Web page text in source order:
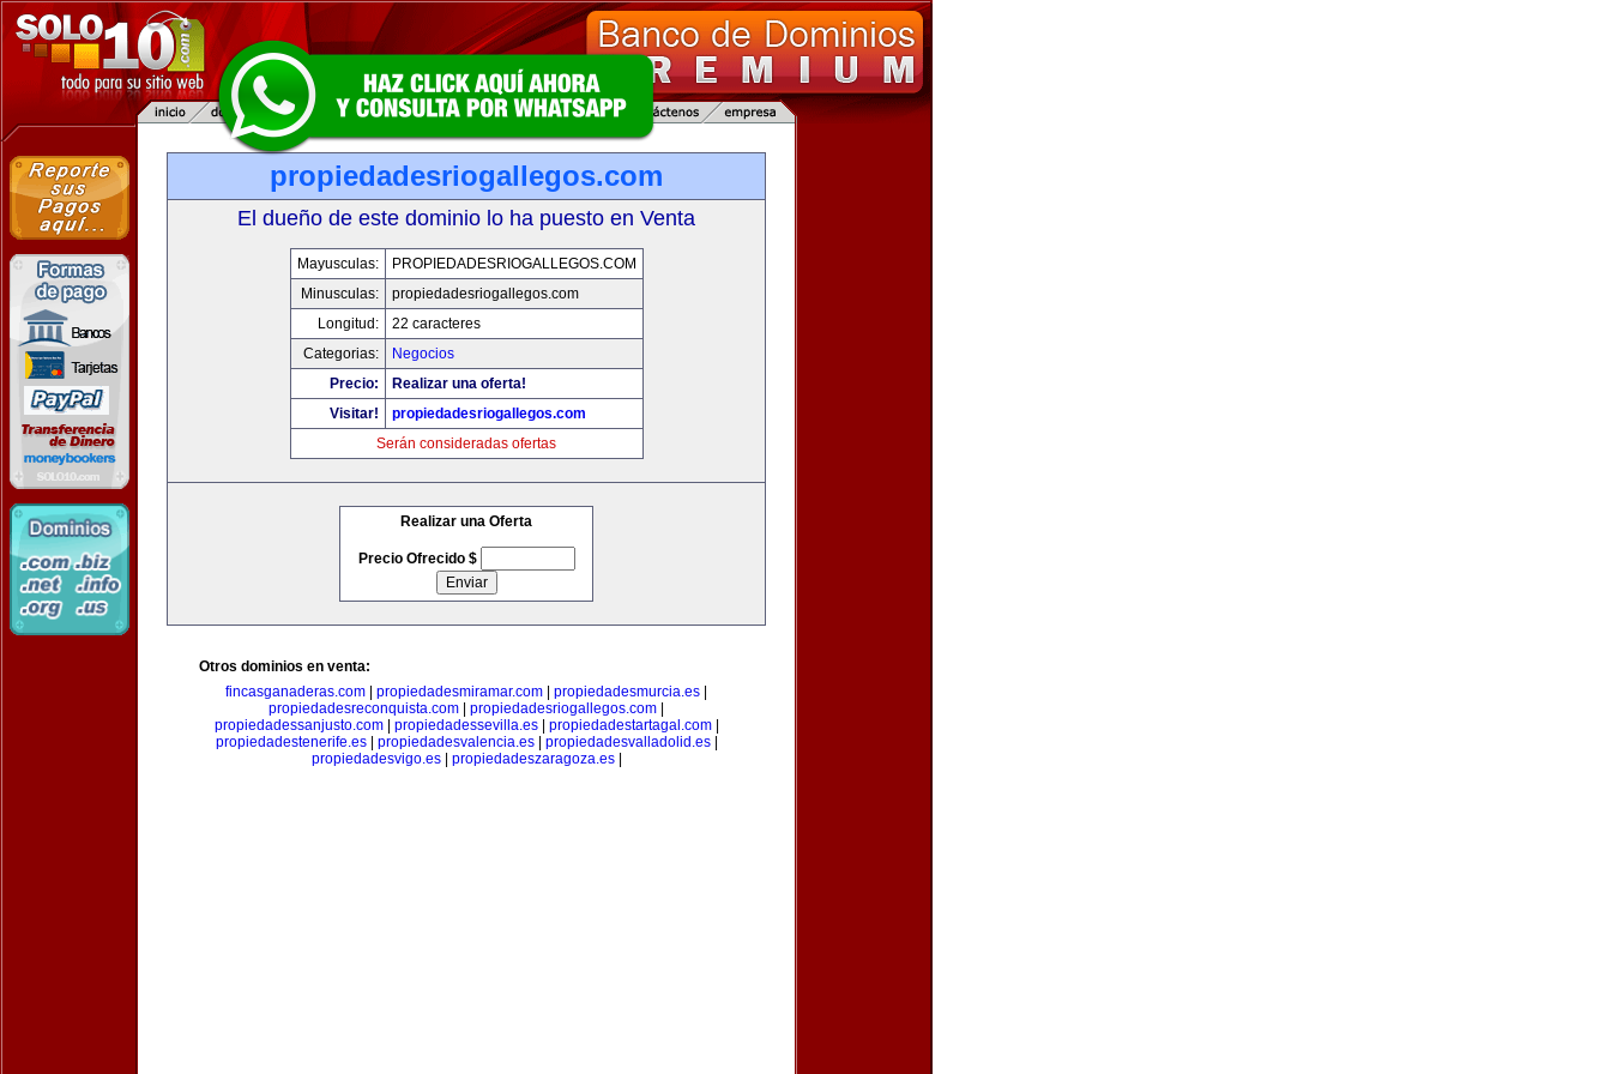
propiedadesriogallegos.com
El dueño de este dominio lo ha puesto en Venta
Mayusculas:
PROPIEDADESRIOGALLEGOS.COM
Minusculas:
propiedadesriogallegos.com
Longitud:
22 caracteres
Categorias:
Negocios
Precio:
Realizar una oferta!
Visitar!
propiedadesriogallegos.com
Serán consideradas ofertas
Realizar una Oferta
Precio Ofrecido $
Otros dominios en venta:
fincasganaderas.com
propiedadesmiramar.com propiedadesmurcia.es
propiedadesreconquista.com
propiedadesriogallegos.com
propiedadessanjusto.com| propiedadessevilla.es| propiedadestartagal.com|
propiedadestenerife.es| propiedadesvalencia.es| propiedadesvalladolid.es|
propiedadesvigo.es| propiedadeszaragoza.es|